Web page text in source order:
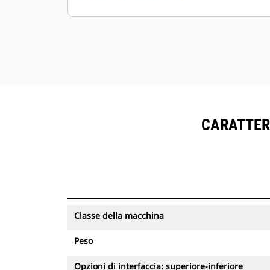
collegate all'attacco durante il
velocità e una sicurezza superiori
cabina
L'attacco rapido idraulico non
I cilindri di inclinazione a doppia
Classe della macchina
Peso
Opzioni di interfaccia: superiore-inferiore